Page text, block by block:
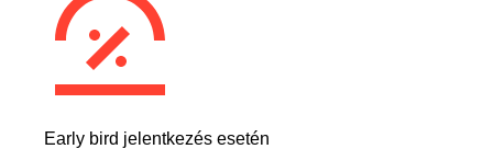
Early bird jelentkezés esetén